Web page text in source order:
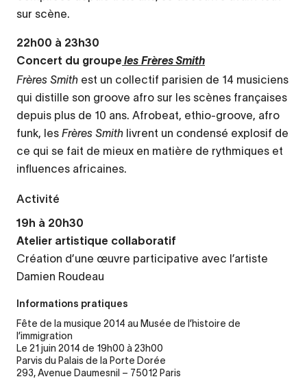
sur scène.
22h00 à 23h30
Concert du groupe les Frères Smith
Frères Smith est un collectif parisien de 14 musiciens
qui distille son groove afro sur les scènes françaises
depuis plus de 10 ans. Afrobeat, ethio-groove, afro
funk, les Frères Smith livrent un condensé explosif de
ce qui se fait de mieux en matière de rythmiques et
influences africaines.
Activité
19h à 20h30
Atelier artistique collaboratif
Création d’une œuvre participative avec l’artiste
Damien Roudeau
Informations pratiques
Fête de la musique 2014 au Musée de l’histoire de
l’immigration
Le 21 juin 2014 de 19h00 à 23h00
Parvis du Palais de la Porte Dorée
293, Avenue Daumesnil – 75012 Paris